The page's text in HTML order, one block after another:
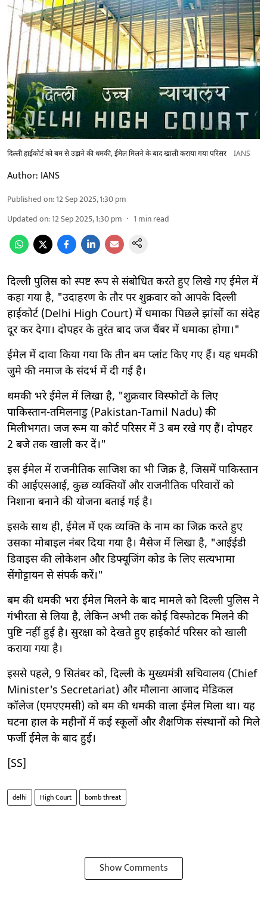
दिल्ली हाईकोर्ट को बम से उड़ाने की धमकी, ईमेल मिलने के बाद खाली कराया गया परिसर IANS
Author: IANS
Published on:12 Sep 2025, 1:30 pm
Updated on:12 Sep 2025, 1:30 pm 1 min read
दिल्ली पुलिस को स्पष्ट रूप से संबोधित करते हुए लिखे गए ईमेल में
कहा गया है, "उदाहरण के तौर पर शुक्रवार को आपके दिल्ली
हाईकोर्ट (Delhi High Court) में धमाका पिछले झांसों का संदेह
दूर कर देगा। दोपहर के तुरंत बाद जज चैंबर में धमाका होगा।"
ईमेल में दावा किया गया कि तीन बम प्लांट किए गए हैं। यह धमकी
जुमे की नमाज के संदर्भ में दी गई है।
धमकी भरे ईमेल में लिखा है, "शुक्रवार विस्फोटों के लिए
पाकिस्तान-तमिलनाडु (Pakistan-Tamil Nadu) की
मिलीभगत। जज रूम या कोर्ट परिसर में 3 बम रखे गए हैं। दोपहर
2 बजे तक खाली कर दें।"
इस ईमेल में राजनीतिक साजिश का भी जिक्र है, जिसमें पाकिस्तान
की आईएसआई, कुछ व्यक्तियों और राजनीतिक परिवारों को
निशाना बनाने की योजना बताई गई है।
इसके साथ ही, ईमेल में एक व्यक्ति के नाम का जिक्र करते हुए
उसका मोबाइल नंबर दिया गया है। मैसेज में लिखा है, "आईईडी
डिवाइस की लोकेशन और डिफ्यूजिंग कोड के लिए सत्यभामा
सेंगोट्टायन से संपर्क करें।"
बम की धमकी भरा ईमेल मिलने के बाद मामले को दिल्ली पुलिस ने
गंभीरता से लिया है, लेकिन अभी तक कोई विस्फोटक मिलने की
पुष्टि नहीं हुई है। सुरक्षा को देखते हुए हाईकोर्ट परिसर को खाली
कराया गया है।
इससे पहले, 9 सितंबर को, दिल्ली के मुख्यमंत्री सचिवालय (Chief
Minister's Secretariat) और मौलाना आजाद मेडिकल
कॉलेज (एमएएमसी) को बम की धमकी वाला ईमेल मिला था। यह
घटना हाल के महीनों में कई स्कूलों और शैक्षणिक संस्थानों को मिले
फर्जी ईमेल के बाद हुई।
[SS]
delhi High Court bomb threat
Show Comments